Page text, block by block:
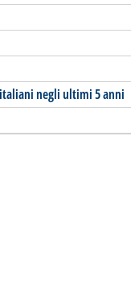
negli ultimi 5 anni